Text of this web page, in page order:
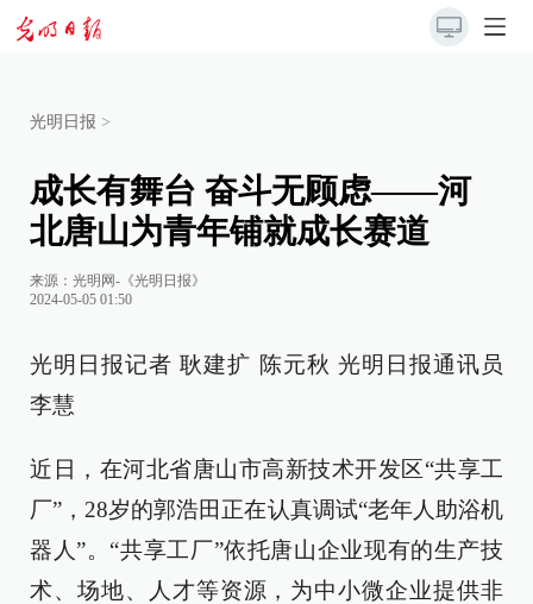
光明日报 >
成长有舞台 奋斗无顾虑——河
北唐山为青年铺就成长赛道
来源： 光明网-《光明日报》
2024-05-05 01:50
光明日报记者 耿建扩 陈元秋 光明日报通讯员
李慧
近日，在河北省唐山市高新技术开发区“共享工
厂”，28岁的郭浩田正在认真调试“老年人助浴机
器人”。“共享工厂”依托唐山企业现有的生产技
术、场地、人才等资源，为中小微企业提供非